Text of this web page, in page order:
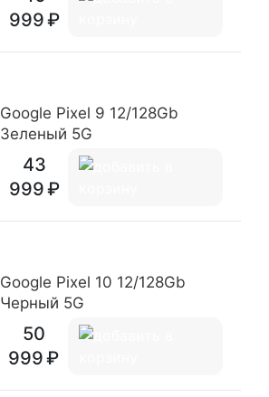
999
Google Pixel 9 12/128Gb
Зеленый 5G
43
999
Google Pixel 10 12/128Gb
Черный 5G
50
999